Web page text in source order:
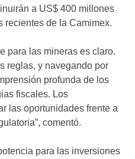
a US$ 400 millones
recientes de la Camimex.
para las mineras es claro.
reglas, y navegando por
profunda de los
fiscales. Los
las oportunidades frente a
comentó.
para las inversiones